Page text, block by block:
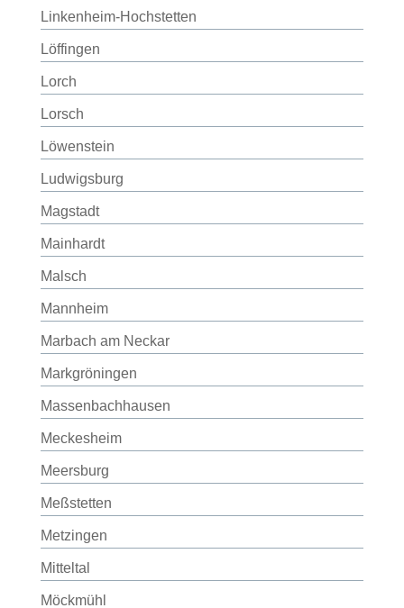
Linkenheim-Hochstetten
Löffingen
Lorch
Lorsch
Löwenstein
Ludwigsburg
Magstadt
Mainhardt
Malsch
Mannheim
Marbach am Neckar
Markgröningen
Massenbachhausen
Meckesheim
Meersburg
Meßstetten
Metzingen
Mitteltal
Möckmühl